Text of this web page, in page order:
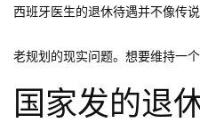
西班牙医生的退休待遇并不像传
老规划的现实问题。想要维持一
国家发的退